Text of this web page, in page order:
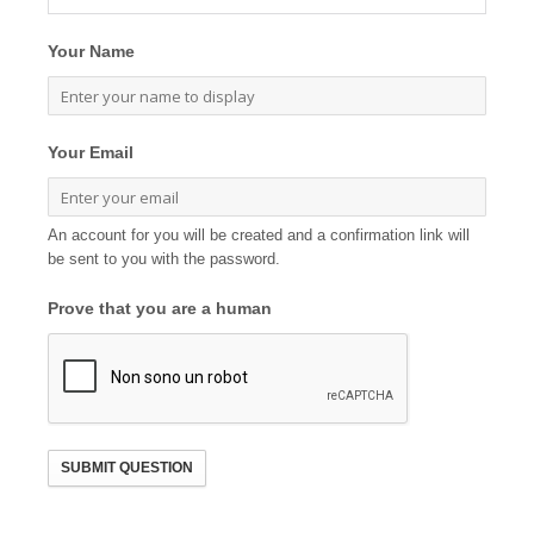
Your Name
Your Email
An account for you will be created and a confirmation link will
be sent to you with the password.
Prove that you are a human
SUBMIT QUESTION